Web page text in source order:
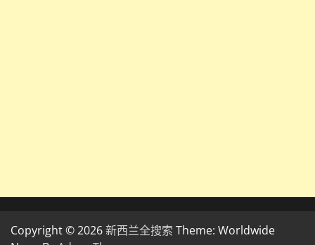
Copyright © 2026新西兰全搜索 Theme: Worldwide